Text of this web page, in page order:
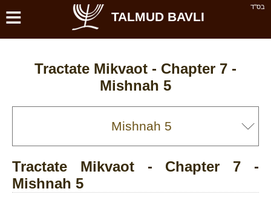
בס''ד ≡ TALMUD BAVLI
Tractate Mikvaot - Chapter 7 -
Mishnah 5
Tractate Mikvaot - Chapter 7 -
Mishnah 5